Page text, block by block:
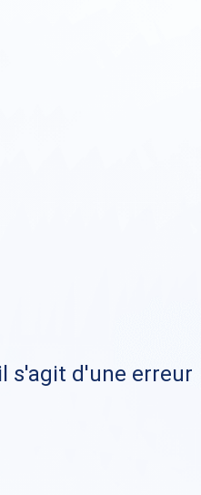
s'agit d'une erreur